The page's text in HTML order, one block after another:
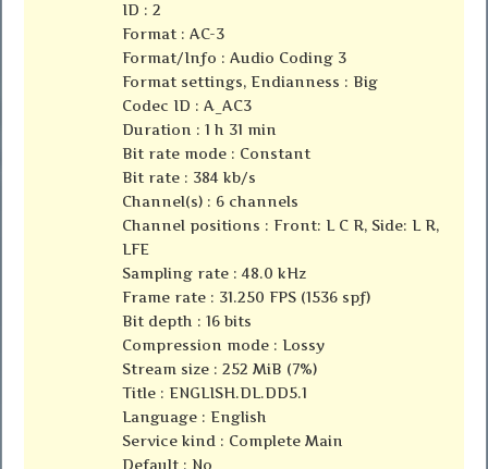
ID : 2
Format : AC-3
Format/Info : Audio Coding 3
Format settings, Endianness : Big
Codec ID : A_AC3
Duration : 1 h 31 min
Bit rate mode : Constant
Bit rate : 384 kb/s
Channel(s) : 6 channels
Channel positions : Front: L C R, Side: L R,
LFE
Sampling rate : 48.0 kHz
Frame rate : 31.250 FPS (1536 spf)
Bit depth : 16 bits
Compression mode : Lossy
Stream size : 252 MiB (7%)
Title : ENGLISH.DL.DD5.1
Language : English
Service kind : Complete Main
Default : No